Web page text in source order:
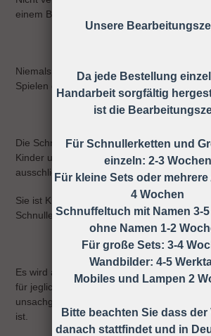
einem Bett oder einer Wiege befindet
Niemals die Schnullerkette dem Kind ohne
Spielen geben.
Die Schnullerkette darf nicht unbefestigt
Kinder unter 36 Monaten verwendet
ausschließlich unter Aufsicht eines
Sie ist KEIN Spielzeug, sondern dient nur
Schnullers an der Kleidung.
Es wird ausdrücklich darauf hingewiesen,
für jegliche Art von Risiken übernommen
unsachgemäßen Gebrauch der
ist.
Unsere
Da jede Bestellung
Handarbeit sorgfältig
ist die
Für Schnullerketten und
einzeln: 2-3 Wochen
Für kleine Sets oder
4 Wochen
Schnuffeltuch mit Namen 3-
ohne Namen 1-2
Für große Sets: 3-4
Wandbilder: 4-5
Mobiles und Lampen 2
Bitte beachten Sie dass der
danach stattfindet und in